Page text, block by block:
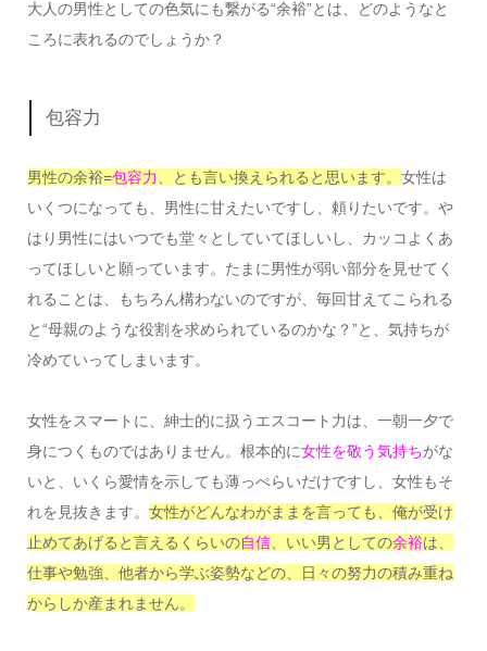
大人の男性としての色気にも繋がる“余裕”とは、どのようなと
ころに表れるのでしょうか？
包容力
男性の余裕=包容力 、とも言い換えられると思います。 女性は
いくつになっても、男性に甘えたいですし、頼りたいです。や
はり男性にはいつでも堂々としていてほしいし、カッコよくあ
ってほしいと願っています。たまに男性が弱い部分を見せてく
れることは、もちろん構わないのですが、毎回甘えてこられる
と“母親のような役割を求められているのかな？”と、気持ちが
冷めていってしまいます。
女性をスマートに、紳士的に扱うエスコート力は、一朝一夕で
身につくものではありません。根本的に女性を敬う気持ちがな
いと、いくら愛情を示しても薄っぺらいだけですし、女性もそ
れを見抜きます。 女性がどんなわがままを言っても、俺が受け
止めてあげると言えるくらいの自信、いい男としての余裕は、
仕事や勉強、他者から学ぶ姿勢などの、日々の努力の積み重ね
からしか産まれません。